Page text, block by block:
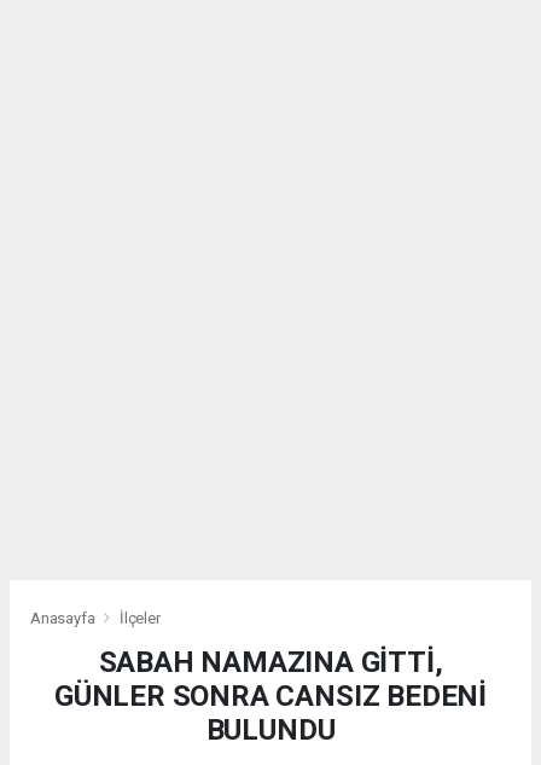
Anasayfa İlçeler
SABAH NAMAZINA GİTTİ,
GÜNLER SONRA CANSIZ BEDENİ
BULUNDU